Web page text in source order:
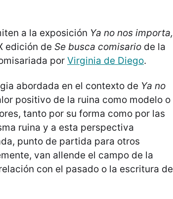
a la exposición Ya no nos importa,
edición de Se busca comisario de la
por Virginia de Diego.
abordada en el contexto de Ya no
positivo de la ruina como modelo o
tanto por su forma como por las
ruina y a esta perspectiva
punto de partida para otros
van allende el campo de la
con el pasado o la escritura de